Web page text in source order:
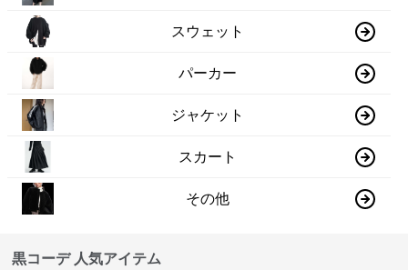
スウェット
パーカー
ジャケット
スカート
その他
黒コーデ 人気アイテム